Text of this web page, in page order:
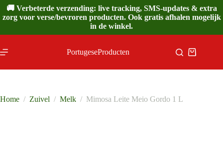
Ga
naar
de
🚚 Verbeterde verzending: live tracking, SMS-updates & extra
zorg voor verse/bevroren producten. Ook gratis afhalen mogelijk
in de winkel.
PortugeseProducten
Home / Zuivel / Melk / Mimosa Leite Meio Gordo 1 L